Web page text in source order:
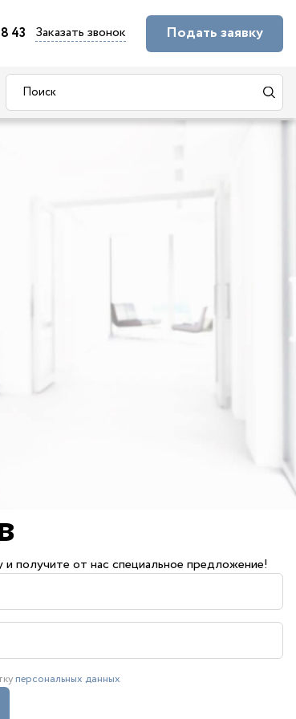
43 Заказать звонок Подать заявку
получите от нас специальное предложение!
персональных данных